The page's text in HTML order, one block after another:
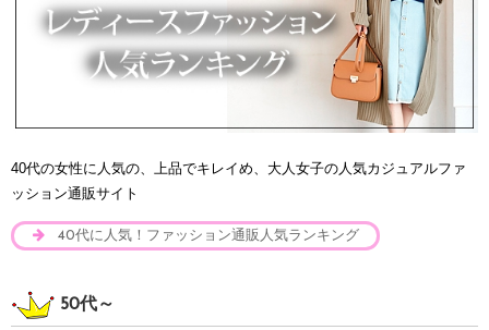
40代の女性に人気の、上品でキレイめ、大人女子の人気カジュアルファ
ッション通販サイト
40代に人気！ファッション通販人気ランキング
50代～